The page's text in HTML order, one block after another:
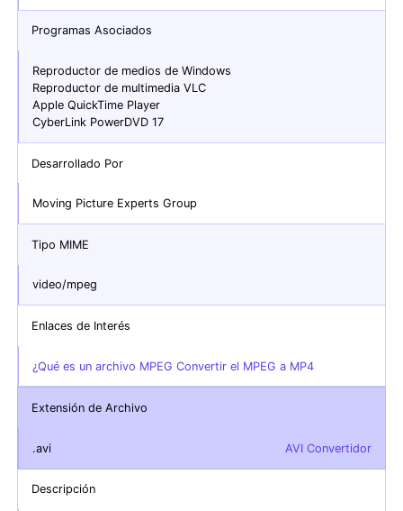
Programas Asociados
Reproductor de medios de Windows
Reproductor de multimedia VLC
Apple QuickTime Player
CyberLink PowerDVD 17
Desarrollado Por
Moving Picture Experts Group
Tipo MIME
video/mpeg
Enlaces de Interés
¿Qué es un archivo MPEG Convertir el MPEG a MP4
Extensión de Archivo
.avi AVI Convertidor
Descripción